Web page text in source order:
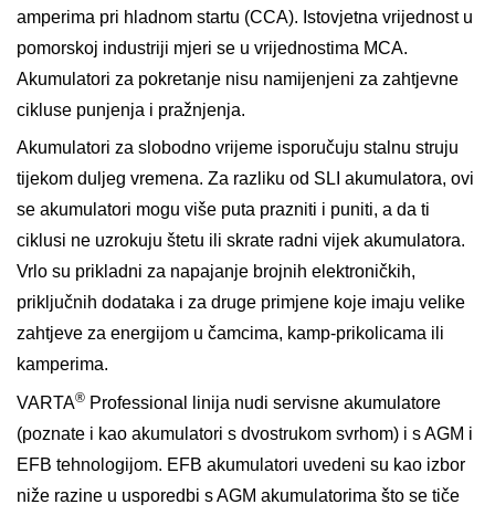
amperima pri hladnom startu (CCA). Istovjetna vrijednost u
pomorskoj industriji mjeri se u vrijednostima MCA.
Akumulatori za pokretanje nisu namijenjeni za zahtjevne
cikluse punjenja i pražnjenja.
Akumulatori za slobodno vrijeme isporučuju stalnu struju
tijekom duljeg vremena. Za razliku od SLI akumulatora, ovi
se akumulatori mogu više puta prazniti i puniti, a da ti
ciklusi ne uzrokuju štetu ili skrate radni vijek akumulatora.
Vrlo su prikladni za napajanje brojnih elektroničkih,
priključnih dodataka i za druge primjene koje imaju velike
zahtjeve za energijom u čamcima, kamp-prikolicama ili
kamperima.
VARTA® Professional linija nudi servisne akumulatore
(poznate i kao akumulatori s dvostrukom svrhom) i s AGM i
EFB tehnologijom. EFB akumulatori uvedeni su kao izbor
niže razine u usporedbi s AGM akumulatorima što se tiče